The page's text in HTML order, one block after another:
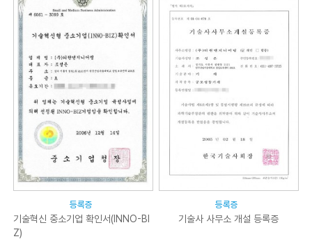
등록증
기술혁신 중소기업 확인서(INNO-BI
Z)
등록증
기술사 사무소 개설 등록증